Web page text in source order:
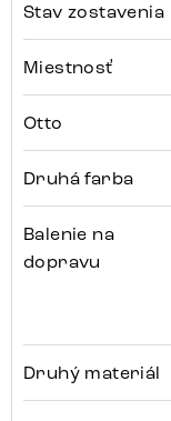
Stav zostavenia
Miestnosť
Otto
Druhá farba
Balenie na
dopravu
Druhý materiál